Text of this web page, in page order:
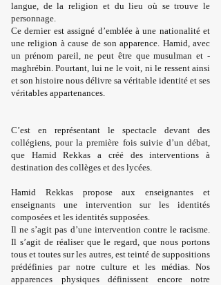
langue, de la religion et du lieu où se trouve le
personnage.
Ce dernier est assigné d’emblée à une nationalité et
une religion à cause de son ­apparence. Hamid, avec
un prénom pareil, ne peut être que musulman et ­
maghrébin. Pourtant, lui ne le voit, ni le ressent ainsi
et son histoire nous délivre sa véritable ­identité et ses
véritables appartenances.
C’est en représentant le spectacle devant des
collégiens, pour la première fois suivie d’un débat,
que Hamid Rekkas a créé des interventions à
destination des ­collèges et des lycées.
Hamid Rekkas propose aux enseignantes et
enseignants une intervention sur les identités
composées et les identités supposées.
Il ne s’agit pas d’une intervention contre le racisme.
Il s’agit de réaliser que le regard, que nous portons
tous et toutes sur les autres, est teinté de suppositions
prédéfinies par notre culture et les médias. Nos
apparences physiques ­définissent encore notre